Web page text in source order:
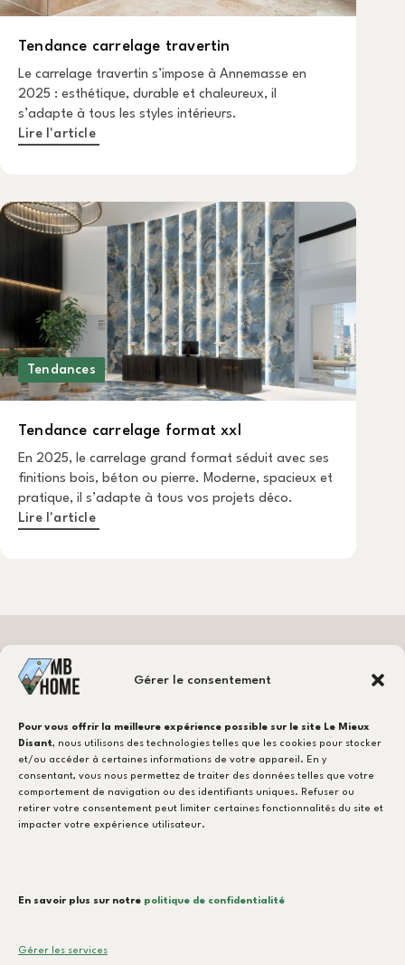
Gérer le consentement
Pour vous offrir la meilleure expérience possible sur le site Le Mieux
Disant, nous utilisons des technologies telles que les cookies pour stocker
et/ou accéder à certaines informations de votre appareil. En y
consentant, vous nous permettez de traiter des données telles que votre
comportement de navigation ou des identifiants uniques. Refuser ou
retirer votre consentement peut limiter certaines fonctionnalités du site et
impacter votre expérience utilisateur.
En savoir plus sur notre politique de confidentialité
Gérer les services
Tendance carrelage travertin
Le carrelage travertin s’impose à Annemasse en
2025 : esthétique, durable et chaleureux, il
s’adapte à tous les styles intérieurs.
Lire l'article
Tendances
Tendance carrelage format xxl
En 2025, le carrelage grand format séduit avec ses
finitions bois, béton ou pierre. Moderne, spacieux et
pratique, il s’adapte à tous vos projets déco.
Lire l'article
Besoin d'un carreleur ?
CONTACTEZ-NOUS !
NOTRE EXPERTISE
MB-Ventilation